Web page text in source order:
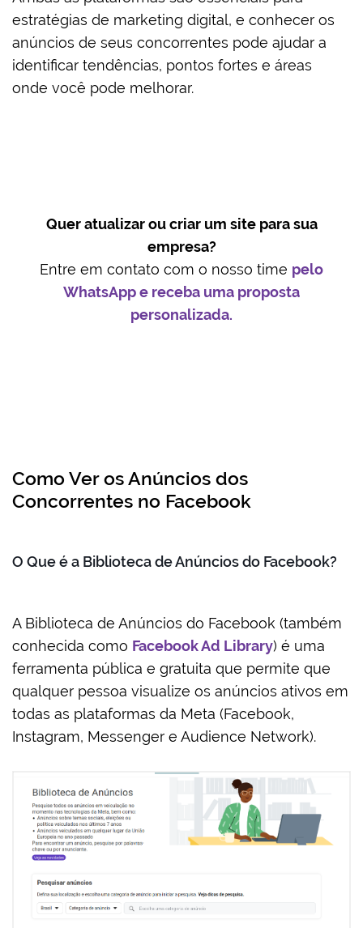
estratégias de marketing digital, e conhecer os
anúncios de seus concorrentes pode ajudar a
identificar tendências, pontos fortes e áreas
onde você pode melhorar.
Quer atualizar ou criar um site para sua
empresa?
Entre em contato com o nosso time pelo
WhatsApp e receba uma proposta
personalizada.
Como Ver os Anúncios dos
Concorrentes no Facebook
O Que é a Biblioteca de Anúncios do Facebook?
A Biblioteca de Anúncios do Facebook (também
conhecida como Facebook Ad Library) é uma
ferramenta pública e gratuita que permite que
qualquer pessoa visualize os anúncios ativos em
todas as plataformas da Meta (Facebook,
Instagram, Messenger e Audience Network).